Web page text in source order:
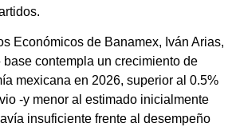
Económicos de Banamex, Iván Arias,
contempla un crecimiento de
mexicana en 2026, superior al 0.5%
-y menor al estimado inicialmente
insuficiente frente al desempeño